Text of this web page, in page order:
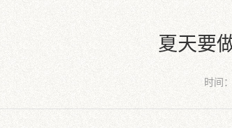
夏天要
时间